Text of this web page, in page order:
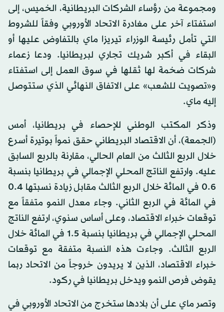
ومجموعة من رؤساء الشركات البريطانية، الخميس، إلى
استفتاء آخر على مغادرة الاتحاد الأوروبي وفقاً للشروط
التي تأمل رئيسة الوزراء تيريزا ماي بالتفاوض عليها أو
البقاء في أكبر شريك تجاري لبريطانيا. ودعا زعماء
شركات ضخمة لها ثقلها في سوق العمل إلى استفتاء
و«تصويت للشعب» على الاتفاق النهائي الذي ستتوصل
إليه ماي.
وذكر المكتب الوطني للإحصاء في بريطانيا، أمس
(الجمعة)، أن الاقتصاد البريطاني حقق نمواً بوتيرة أسرع
خلال الربع الثالث من العام الحالي، مقارنة بالربع السابق
عليه. وارتفع الناتج المحلي الإجمالي في بريطانيا بنسبة
6.‏0 في المائة خلال الربع الثالث مقابل زيادة نسبتها 4.‏0
في المائة في الربع الثاني. وجاء معدل النمو متفقاً مع
توقعات خبراء الاقتصاد، وعلى أساس سنوي، ارتفع الناتج
المحلي الإجمالي في بريطانيا بنسبة 5.‏1 في المائة خلال
الربع الثالث. وجاءت هذه النسبة متفقة مع توقعات
خبراء الاقتصاد، الذين لا يريدون خروجاً من الاتحاد ربما
يقوض فرص النمو ويدخل بريطانيا في ركود.
وتصر ماي على أن بلادها ستخرج من الاتحاد الأوروبي في